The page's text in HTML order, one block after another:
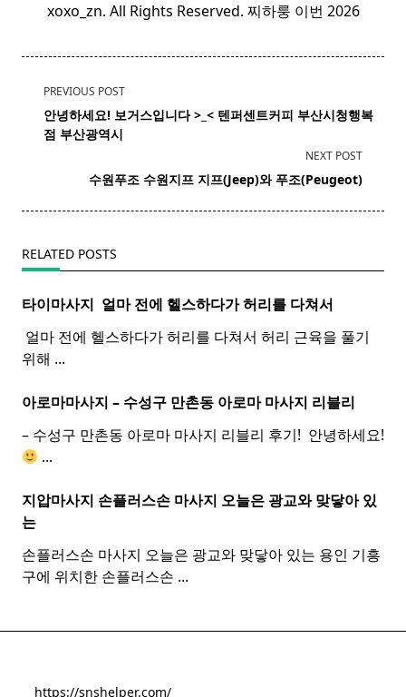
xoxo_zn. All Rights Reserved. 찌하룽 이번 2026
<span
class="nav-
subtitle
PREVIOUS POST
안녕하세요! 보거스입니다 >_< 텐퍼센트커피 부산시청행복
점 부산광역시
NEXT POST
​ ​ 수원푸조 수원지프 지프(Jeep)와 푸조(Peugeot)
RELATED POSTS
타이마사지 ​ 얼마 전에 헬스하다가 허리를 다쳐서
​ 얼마 전에 헬스하다가 허리를 다쳐서 허리 근육을 풀기
위해 ...
아로마마사지 – 수성구 만촌동 아로마 마사지 리블리
– 수성구 만촌동 아로마 마사지 리블리 후기! ​ 안녕하세요!
...
지압마사지 손플러스손 마사지 오늘은 광교와 맞닿아 있
는
손플러스손 마사지 오늘은 광교와 맞닿아 있는 용인 기흥
구에 위치한 손플러스손 ...
https://snshelper.com/